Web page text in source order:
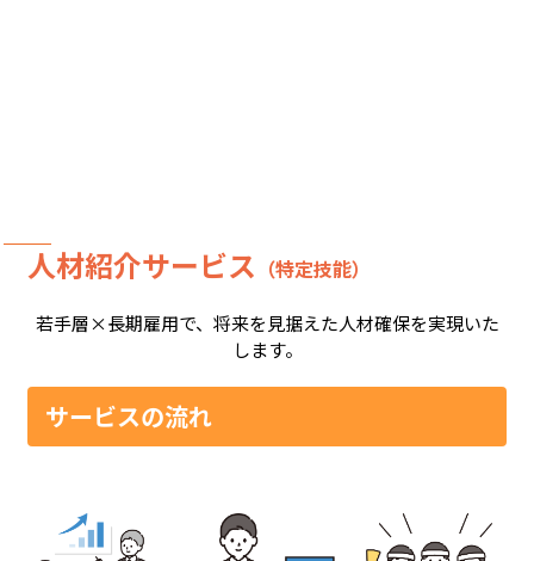
人材紹介サービス （特定技能）
若手層×長期雇用で、将来を見据えた人材確保を実現いた
します。
サービスの流れ